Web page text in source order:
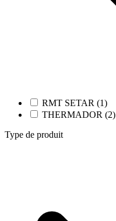
RMT SETAR (1)
THERMADOR (2)
Type de produit